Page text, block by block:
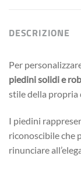
DESCRIZIONE
Per
piedini solidi e
stile della propria
I piedini
riconoscibile che
rinunciare